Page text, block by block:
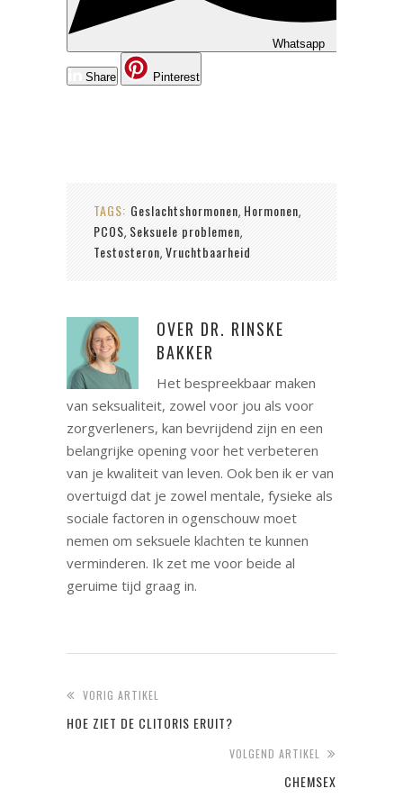
Whatsapp
Share Pinterest
TAGS: Geslachtshormonen, Hormonen,
PCOS, Seksuele problemen,
Testosteron, Vruchtbaarheid
OVER DR. RINSKE
BAKKER
Het bespreekbaar maken
van seksualiteit, zowel voor jou als voor
zorgverleners, kan bevrijdend zijn en een
belangrijke opening voor het verbeteren
van je kwaliteit van leven. Ook ben ik er van
overtuigd dat je zowel mentale, fysieke als
sociale factoren in ogenschouw moet
nemen om seksuele klachten te kunnen
verminderen. Ik zet me voor beide al
geruime tijd graag in.
VORIG ARTIKEL
HOE ZIET DE CLITORIS ERUIT?
VOLGEND ARTIKEL
CHEMSEX